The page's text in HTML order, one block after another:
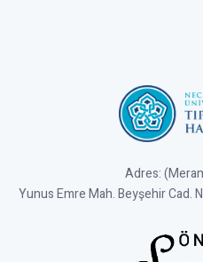
Adres:
Yunus Emre Mah. Beyşehir Cad.